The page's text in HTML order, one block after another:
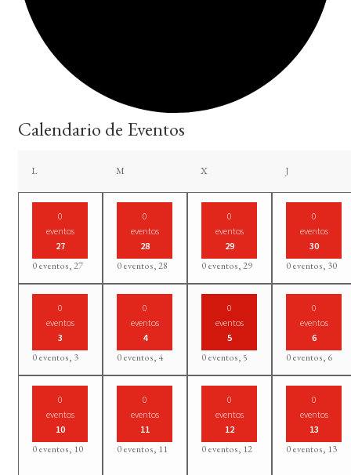
Calendario de Eventos
Llunes Mmartes Xmiércoles Jjueves
0
eventos
27
0 eventos,27
0
eventos
28
0 eventos,28
0
eventos
29
0 eventos,29
0
eventos
30
0 eventos, 30
0
eventos
3
0 eventos, 3
0
eventos
4
0 eventos, 4
0
eventos
5
0 eventos,5
0
eventos
6
0 eventos, 6
0
eventos
10
0 eventos, 10
0
eventos
11
0 eventos, 11
0
eventos
12
0 eventos, 12
0
eventos
13
0 eventos, 13